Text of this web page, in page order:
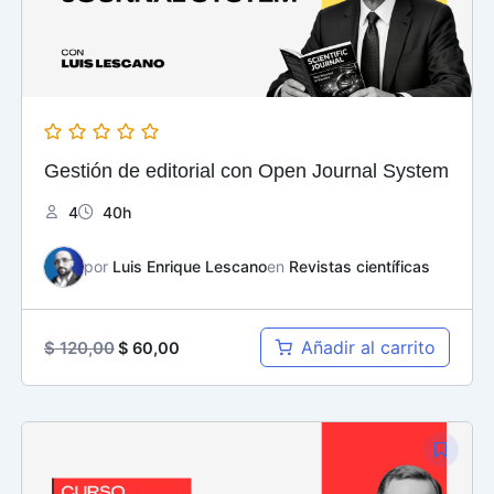
Gestión de editorial con Open Journal System
4 40h
por Luis Enrique Lescanoen Revistas científicas
$120,00$60,00 Añadir al carrito
originalactual